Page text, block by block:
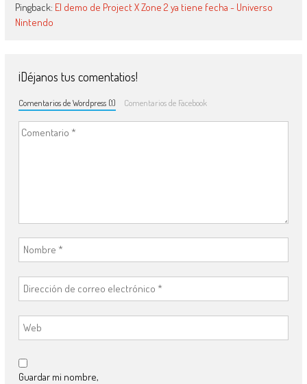
Pingback: El demo de Project X Zone 2 ya tiene fecha - Universo
Nintendo
¡Déjanos tus comentatios!
Comentarios de Wordpress (1) Comentarios de Facebook
Guardar mi nombre,